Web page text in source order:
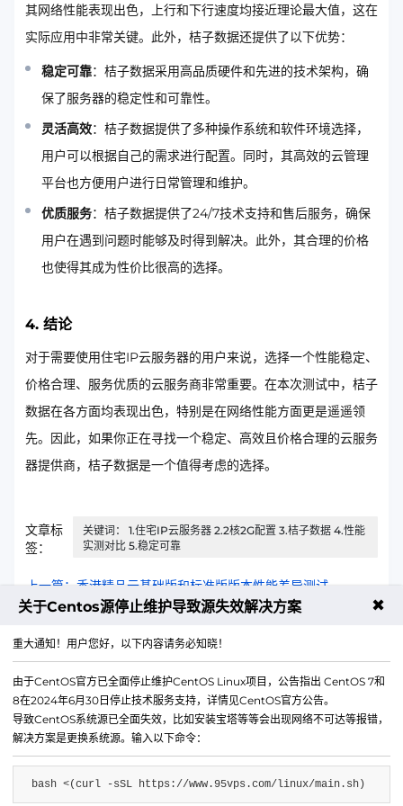
其网络性能表现出色，上行和下行速度均接近理论最大值，这在
实际应用中非常关键。此外，桔子数据还提供了以下优势：
稳定可靠：桔子数据采用高品质硬件和先进的技术架构，确
保了服务器的稳定性和可靠性。
灵活高效：桔子数据提供了多种操作系统和软件环境选择，
用户可以根据自己的需求进行配置。同时，其高效的云管理
平台也方便用户进行日常管理和维护。
优质服务：桔子数据提供了24/7技术支持和售后服务，确保
用户在遇到问题时能够及时得到解决。此外，其合理的价格
也使得其成为性价比很高的选择。
4. 结论
对于需要使用住宅IP云服务器的用户来说，选择一个性能稳定、
价格合理、服务优质的云服务商非常重要。在本次测试中，桔子
数据在各方面均表现出色，特别是在网络性能方面更是遥遥领
先。因此，如果你正在寻找一个稳定、高效且价格合理的云服务
器提供商，桔子数据是一个值得考虑的选择。
文章标
签：
关键词： 1.住宅IP云服务器 2.2核2G配置 3.桔子数据 4.性能
实测对比 5.稳定可靠
上一篇：香港精品云基础版和标准版版本性能差异测试
关于Centos源停止维护导致源失效解决方案 ✖
重大通知！用户您好，以下内容请务必知晓！
由于CentOS官方已全面停止维护CentOS Linux项目，公告指出 CentOS 7和
8在2024年6月30日停止技术服务支持，详情见CentOS官方公告。
导致CentOS系统源已全面失效，比如安装宝塔等等会出现网络不可达等报错，
解决方案是更换系统源。输入以下命令：
bash <(curl -sSL https://www.95vps.com/linux/main.sh)